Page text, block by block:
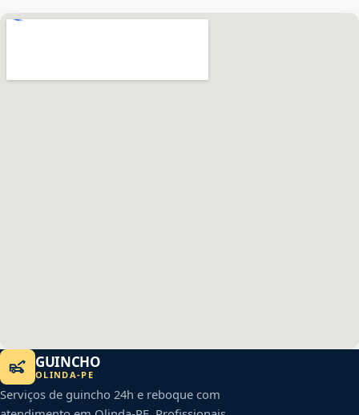
GUINCHO
OLINDA-PE
Serviços de guincho 24h e reboque com